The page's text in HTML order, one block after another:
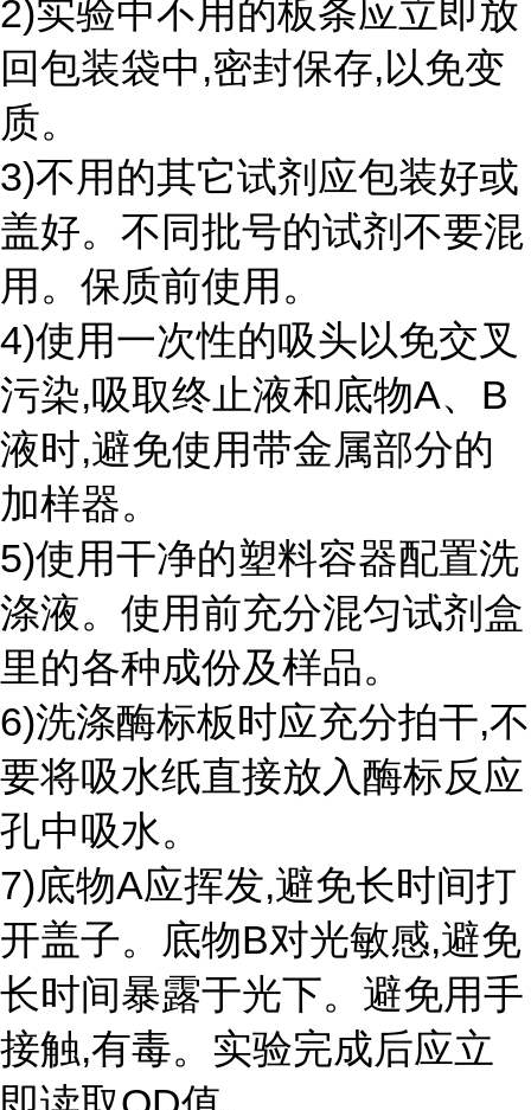
2)实验中不用的板条应立即放
回包装袋中,密封保存,以免变
质。
3)不用的其它试剂应包装好或
盖好。不同批号的试剂不要混
用。保质前使用。
4)使用一次性的吸头以免交叉
污染,吸取终止液和底物A、B
液时,避免使用带金属部分的
加样器。
5)使用干净的塑料容器配置洗
涤液。使用前充分混匀试剂盒
里的各种成份及样品。
6)洗涤酶标板时应充分拍干,不
要将吸水纸直接放入酶标反应
孔中吸水。
7)底物A应挥发,避免长时间打
开盖子。底物B对光敏感,避免
长时间暴露于光下。避免用手
接触,有毒。实验完成后应立